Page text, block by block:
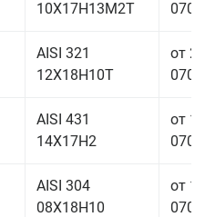
10Х17Н13М2Т
AISI 321
12Х18Н10Т
от
AISI 431
14Х17Н2
от
AISI 304
08Х18Н10
от